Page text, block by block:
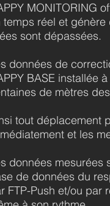
MONITORING
temps réel et
sont dépassées.
données de
BASE installée
de mètres
tout déplacement
et les
données mesurées
de données du
FTP-Push et/ou par